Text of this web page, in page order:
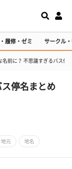
履修・ゼミ サークル
名前に？ 不思議すぎるバス停
停名まとめ
地元 地名